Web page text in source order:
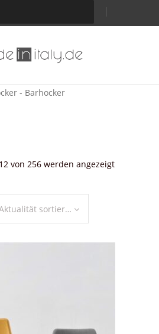
- Barhocker
von 256 werden angezeigtNach
Nach Aktualität sortieren